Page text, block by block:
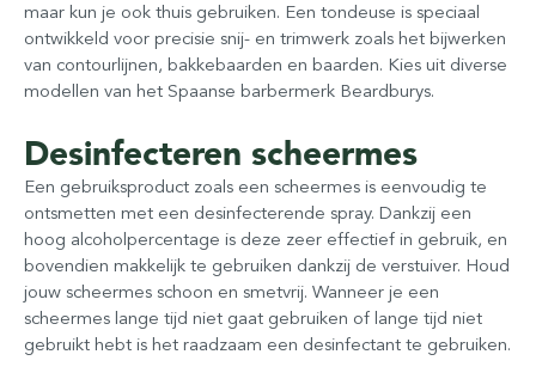
maar kun je ook thuis gebruiken. Een tondeuse is speciaal
ontwikkeld voor precisie snij- en trimwerk zoals het bijwerken
van contourlijnen, bakkebaarden en baarden. Kies uit diverse
modellen van het Spaanse barbermerk Beardburys.
Desinfecteren scheermes
Een gebruiksproduct zoals een scheermes is eenvoudig te
ontsmetten met een desinfecterende spray. Dankzij een
hoog alcoholpercentage is deze zeer effectief in gebruik, en
bovendien makkelijk te gebruiken dankzij de verstuiver. Houd
jouw scheermes schoon en smetvrij. Wanneer je een
scheermes lange tijd niet gaat gebruiken of lange tijd niet
gebruikt hebt is het raadzaam een desinfectant te gebruiken.